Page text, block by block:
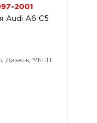
2001
Audi A6 C5
Дизель; МКПП;